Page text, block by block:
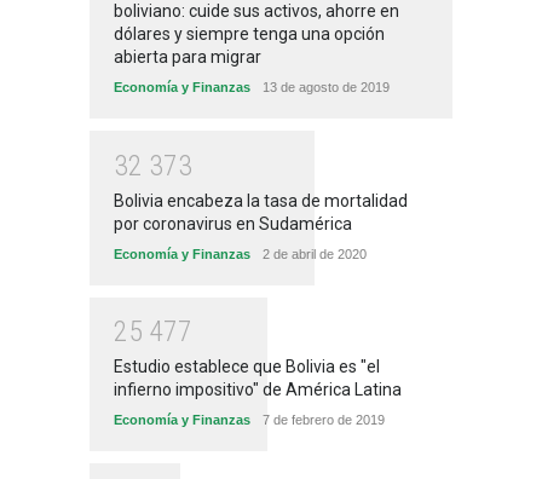
boliviano: cuide sus activos, ahorre en
dólares y siempre tenga una opción
abierta para migrar
Economía y Finanzas 13 de agosto de 2019
32 373
Bolivia encabeza la tasa de mortalidad
por coronavirus en Sudamérica
Economía y Finanzas 2 de abril de 2020
25 477
Estudio establece que Bolivia es "el
infierno impositivo" de América Latina
Economía y Finanzas 7 de febrero de 2019